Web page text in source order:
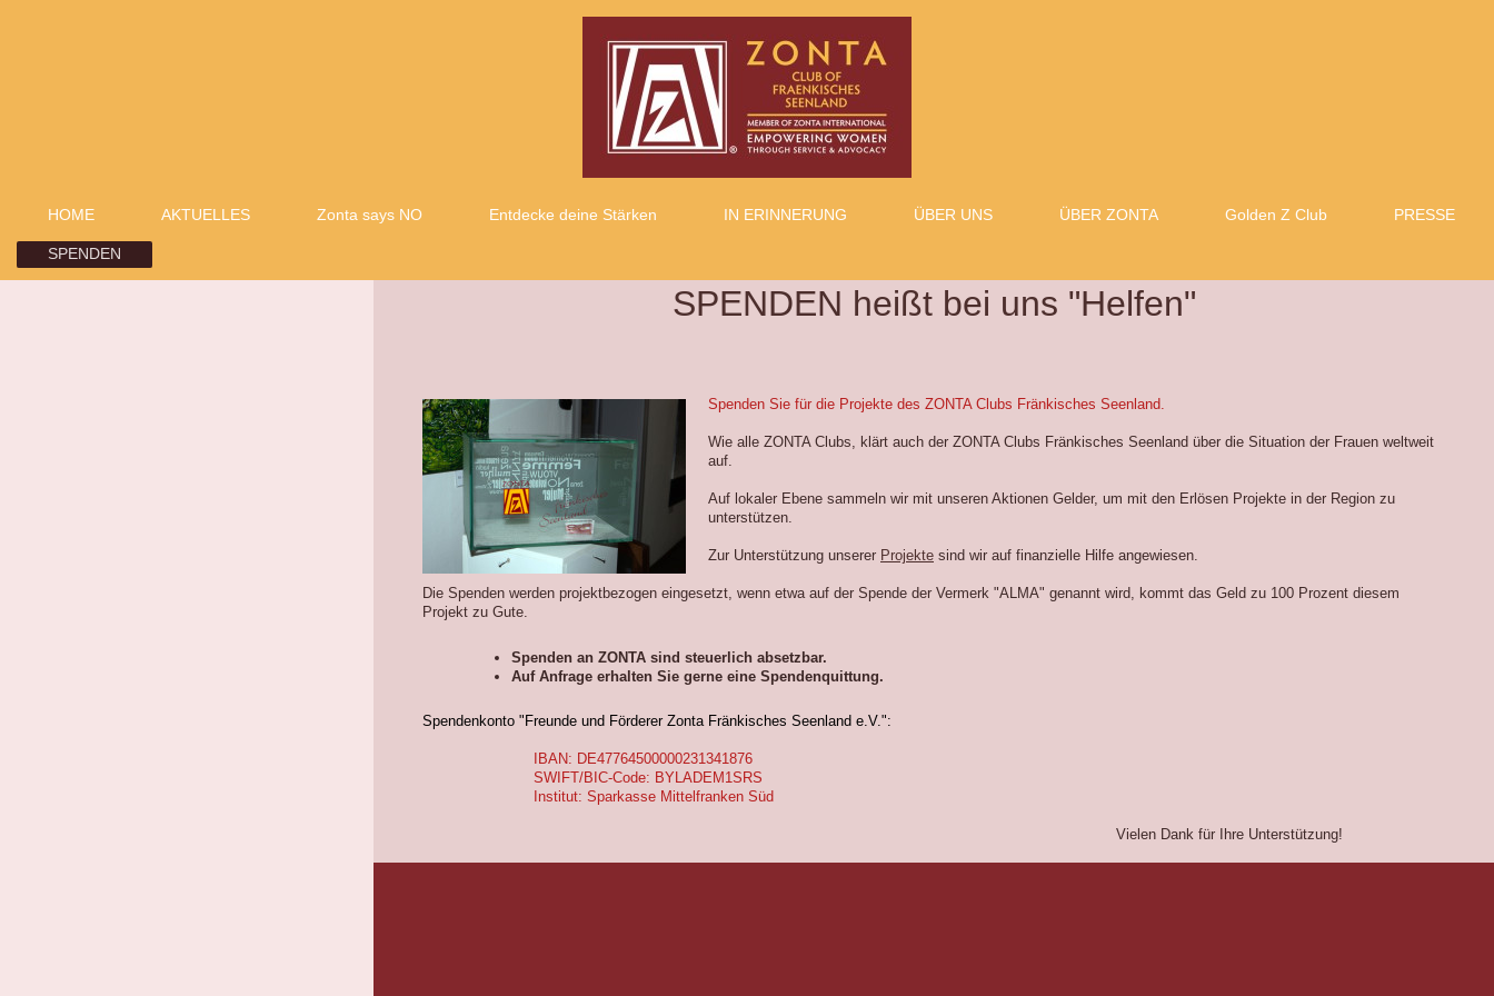
HOME AKTUELLES Zonta says NO Entdecke deine Stärken IN ERINNERUNG ÜBER UNS ÜBER ZONTA Golden Z Club PRESSE
SPENDEN
SPENDEN heißt bei uns "Helfen"
Spenden Sie für die Projekte des ZONTA Clubs Fränkisches Seenland.
Wie alle ZONTA Clubs, klärt auch der ZONTA Clubs Fränkisches Seenland über die Situation der Frauen weltweit
auf.
Auf lokaler Ebene sammeln wir mit unseren Aktionen Gelder, um mit den Erlösen Projekte in der Region zu
unterstützen.
Zur Unterstützung unserer Projekte sind wir auf finanzielle Hilfe angewiesen.
Die Spenden werden projektbezogen eingesetzt, wenn etwa auf der Spende der Vermerk "ALMA" genannt wird, kommt das Geld zu 100 Prozent diesem
Projekt zu Gute.
Spenden an ZONTA sind steuerlich absetzbar.
Auf Anfrage erhalten Sie gerne eine Spendenquittung.
Spendenkonto "Freunde und Förderer Zonta Fränkisches Seenland e.V.":
IBAN: DE47764500000231341876
SWIFT/BIC-Code: BYLADEM1SRS
Institut: Sparkasse Mittelfranken Süd
Vielen Dank für Ihre Unterstützung!